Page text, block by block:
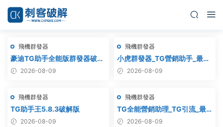
飛機群發器
豪迪TG助手全能版群發器破解
版 2026-08-09
飛機群發器
小虎群發器_TG營銷助手_最新
版_破解版_永久版
2026-08-09
飛機群發器
TG助手王5.8.3破解版
2026-08-09
飛機群發器
TG全能營銷助理_TG引流_最
新破解版
2026-08-09